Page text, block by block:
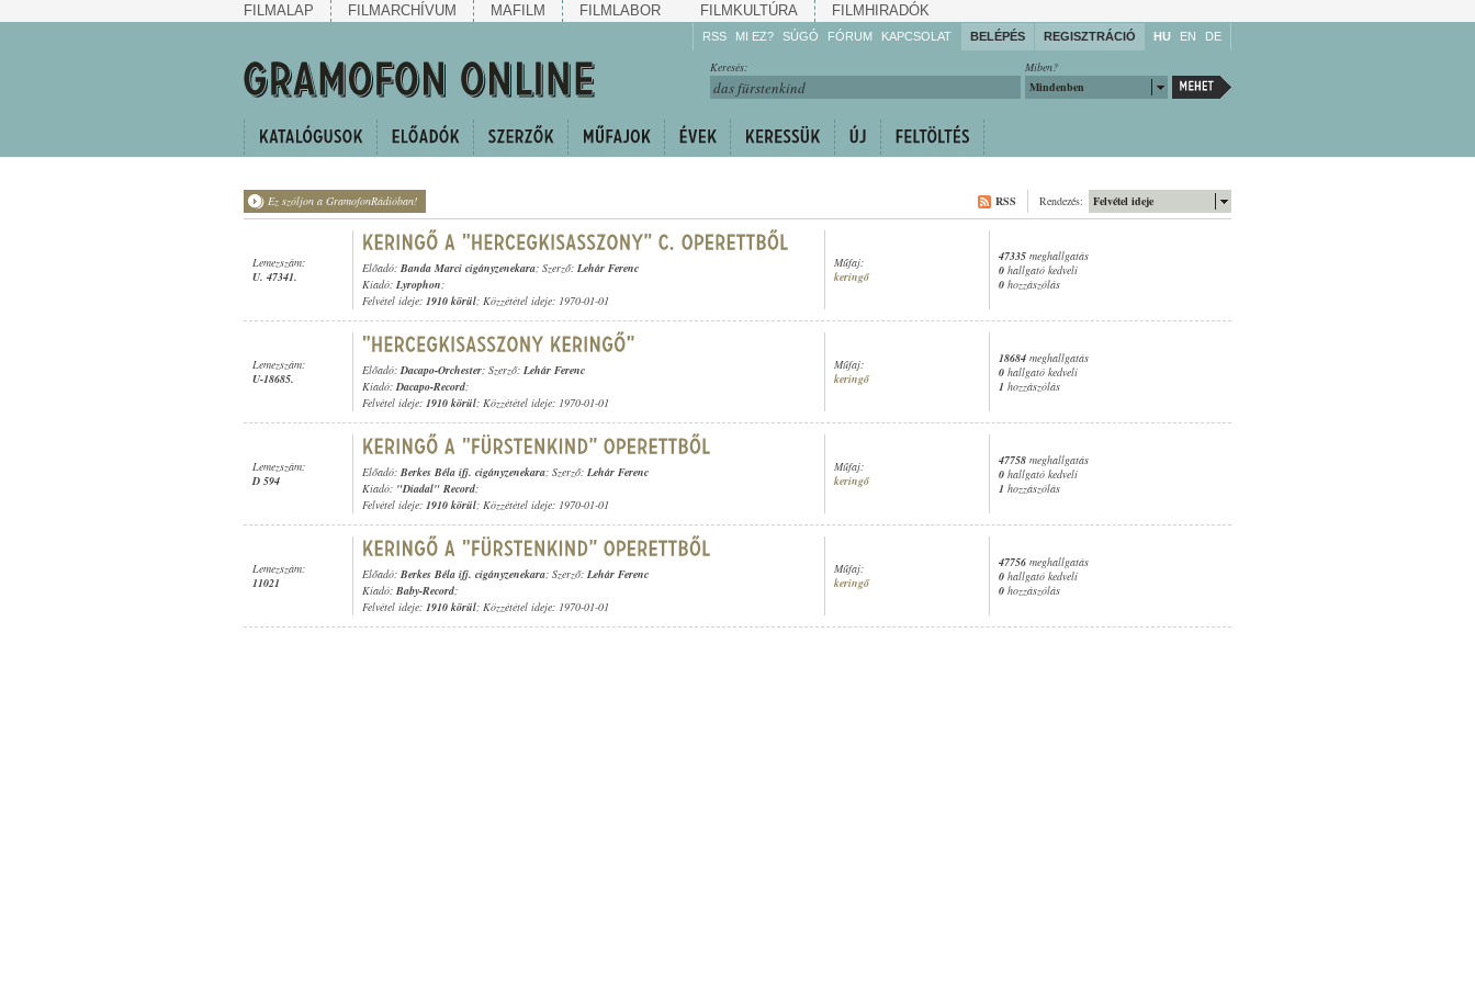
FILMALAP FILMARCHÍVUM MAFILM FILMLABOR FILMKULTÚRA FILMHIRADÓK
RSS MI EZ? SÚGÓ
Gyarapítsa!
Kövesse!
FÓRUM KAPCSOLAT BELÉPÉS REGISZTRÁCIÓ HU EN DE
Miben?
Mindenben
Keresés:
Ez szóljon a GramofonRádióban! Felvétel ideje
Rendezés:
RSS
Lemezszám:
U. 47341.
Előadó: Banda Marci cigányzenekara; Szerző: Lehár Ferenc
Kiadó: Lyrophon;
Felvétel ideje: 1910 körül; Közzététel ideje: 1970-01-01
Műfaj:
keringő
47335 meghallgatás
0 hallgató kedveli
0 hozzászólás
Lemezszám:
U-18685.
Előadó:Dacapo-Orchester; Szerző: Lehár Ferenc
Kiadó:Dacapo-Record;
Felvétel ideje: 1910 körül; Közzététel ideje: 1970-01-01
Műfaj:
keringő
18684 meghallgatás
0 hallgató kedveli
1 hozzászólás
Lemezszám:
D 594
Előadó: Berkes Béla ifj. cigányzenekara; Szerző: Lehár Ferenc
Kiadó: "Diadal" Record;
Felvétel ideje: 1910 körül; Közzététel ideje: 1970-01-01
Műfaj:
keringő
47758 meghallgatás
0 hallgató kedveli
1 hozzászólás
Lemezszám:
11021
Előadó: Berkes Béla ifj. cigányzenekara; Szerző: Lehár Ferenc
Kiadó: Baby-Record;
Felvétel ideje: 1910 körül; Közzététel ideje: 1970-01-01
Műfaj:
keringő
47756 meghallgatás
0 hallgató kedveli
0 hozzászólás